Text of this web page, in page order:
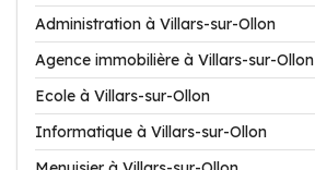
Administration à Villars-sur-Ollon
Agence immobilière à Villars-sur-Ollon
Ecole à Villars-sur-Ollon
Informatique à Villars-sur-Ollon